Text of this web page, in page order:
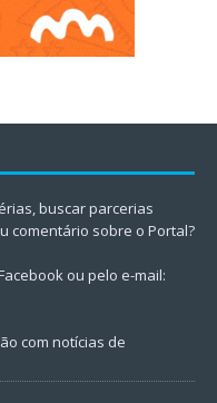
buscar parcerias
comentário sobre o Portal?
ou pelo e-mail:
com notícias de